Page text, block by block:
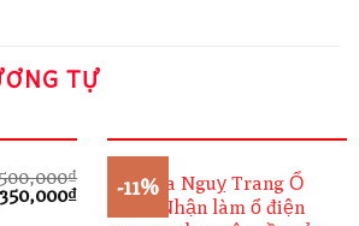
TỰ
₫
₫Giá
hiện
-11%
Camera Nguỵ Trang Ổ
Điện, Nhận làm ổ điện